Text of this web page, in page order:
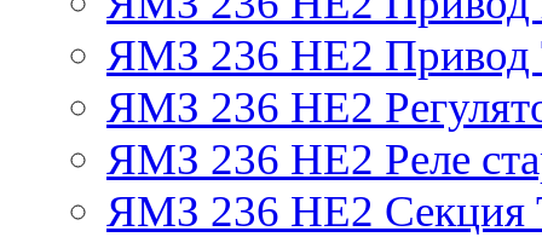
ЯМЗ 236 НЕ2
ЯМЗ 236 НЕ2
ЯМЗ 236 НЕ2 Реле
ЯМЗ 236 НЕ2